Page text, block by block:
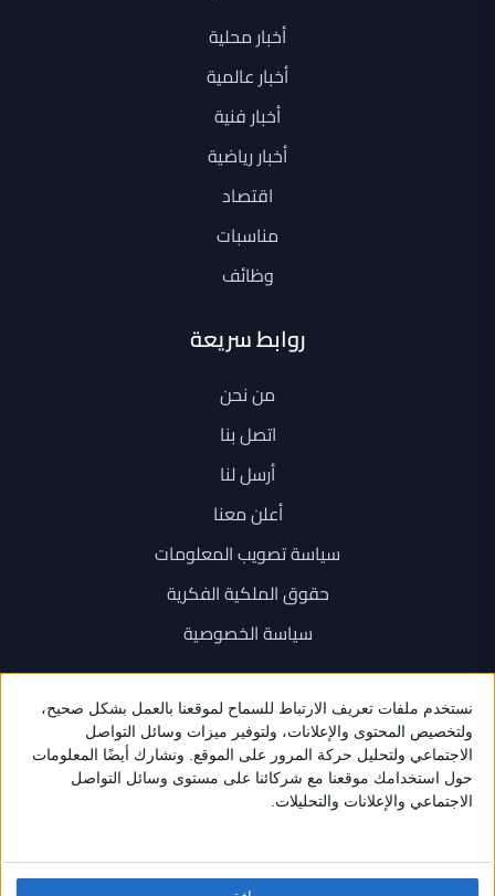
أخبار محلية
أخبار عالمية
أخبار فنية
أخبار رياضية
اقتصاد
مناسبات
وظائف
روابط سريعة
من نحن
اتصل بنا
أرسل لنا
أعلن معنا
سياسة تصويب المعلومات
حقوق الملكية الفكرية
سياسة الخصوصية
اتصل بنا
+962 6 534 1777
+962 79 202 7000